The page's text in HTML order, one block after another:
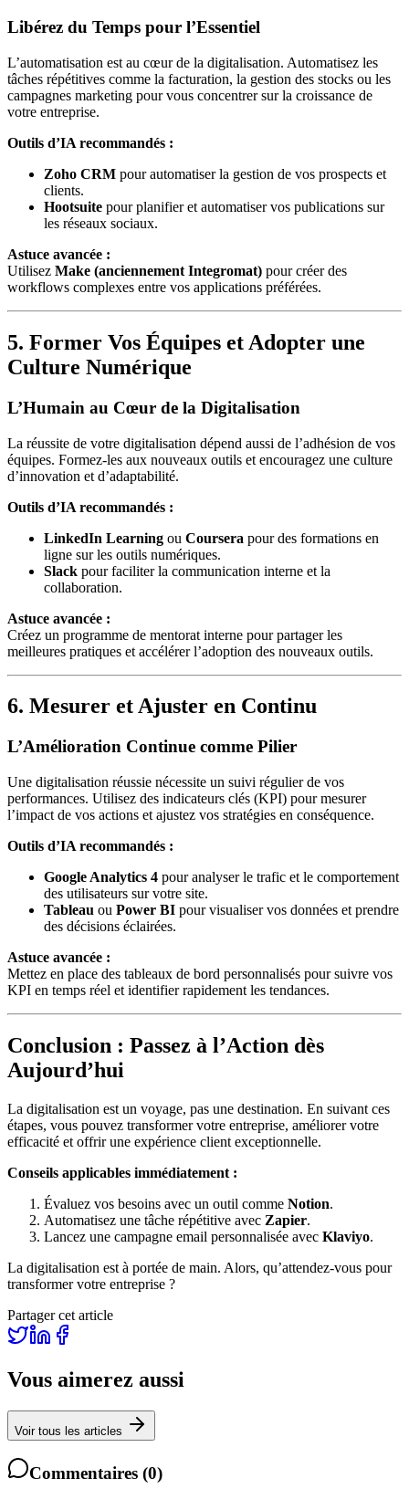
Libérez du Temps pour l’Essentiel
L’automatisation est au cœur de la digitalisation. Automatisez les
tâches répétitives comme la facturation, la gestion des stocks ou les
campagnes marketing pour vous concentrer sur la croissance de
votre entreprise.
Outils d’IA recommandés :
Zoho CRM pour automatiser la gestion de vos prospects et
clients.
Hootsuite pour planifier et automatiser vos publications sur
les réseaux sociaux.
Astuce avancée :
Utilisez Make (anciennement Integromat) pour créer des
workflows complexes entre vos applications préférées.
5. Former Vos Équipes et Adopter une
Culture Numérique
L’Humain au Cœur de la Digitalisation
La réussite de votre digitalisation dépend aussi de l’adhésion de vos
équipes. Formez-les aux nouveaux outils et encouragez une culture
d’innovation et d’adaptabilité.
Outils d’IA recommandés :
LinkedIn Learning ou Coursera pour des formations en
ligne sur les outils numériques.
Slack pour faciliter la communication interne et la
collaboration.
Astuce avancée :
Créez un programme de mentorat interne pour partager les
meilleures pratiques et accélérer l’adoption des nouveaux outils.
6. Mesurer et Ajuster en Continu
L’Amélioration Continue comme Pilier
Une digitalisation réussie nécessite un suivi régulier de vos
performances. Utilisez des indicateurs clés (KPI) pour mesurer
l’impact de vos actions et ajustez vos stratégies en conséquence.
Outils d’IA recommandés :
Google Analytics 4 pour analyser le trafic et le comportement
des utilisateurs sur votre site.
Tableau ou Power BI pour visualiser vos données et prendre
des décisions éclairées.
Astuce avancée :
Mettez en place des tableaux de bord personnalisés pour suivre vos
KPI en temps réel et identifier rapidement les tendances.
Conclusion : Passez à l’Action dès
Aujourd’hui
La digitalisation est un voyage, pas une destination. En suivant ces
étapes, vous pouvez transformer votre entreprise, améliorer votre
efficacité et offrir une expérience client exceptionnelle.
Conseils applicables immédiatement :
Évaluez vos besoins avec un outil comme Notion.
Automatisez une tâche répétitive avec Zapier.
Lancez une campagne email personnalisée avec Klaviyo.
La digitalisation est à portée de main. Alors, qu’attendez-vous pour
transformer votre entreprise ?
Partager cet article
Vous aimerez aussi
Voir tous les articles
Commentaires (0)